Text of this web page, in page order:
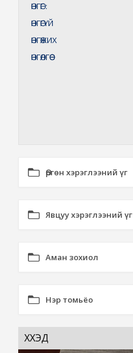
ӨНГӨГ:
ӨНГӨГҮЙ
ӨНГӨЖИХ
ӨНГӨЛГӨӨ
Өргөн хэрэглээний үг
Явцуу хэрэглээний үг
Аман зохиол
Нэр томьёо
ХҮҮХЭД